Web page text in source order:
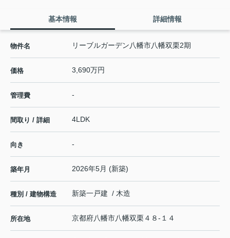
基本情報 詳細情報
物件名 リーブルガーデン八幡市八幡双栗2期
価格 3,690万円
管理費 -
間取り / 詳細 4LDK
向き -
築年月 2026年5月 (新築)
種別 / 建物構造 新築一戸建 / 木造
所在地 京都府八幡市八幡双栗 ４８-１４